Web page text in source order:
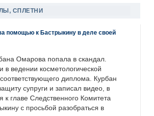
СПЛЕТНИ
помощью к Бастрыкину в деле своей
Омарова попала в скандал.
в ведении косметологической
диплома. Курбан
супруги и записал видео, в
к главе Следственного Комитета
с просьбой разобраться в